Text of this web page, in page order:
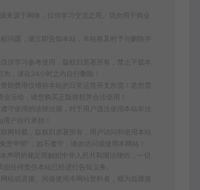
来源于网络，仅供学习交流之用。切勿用于商业
问题，请立即告知本站，本站将及时予与删除并
供学习参考使用，版权归原著所有，禁止下载本
为，请在24小时之内自行删除！
助费用仅维持本站的日常运营开支所需！若您需
业活动，请您购买正版授权并合法使用！
守使用的法律法规，对于用户违法使用本站非法
网转载，版权归原著所有，用户访问和使用本站
责申明”，如不遵守，请勿访问或使用本网站！
声明的规定而触犯中华人民共和国法律的，一切
担任何责任本站已经进行告知义务。
站或直接、间接使用本网站资料者，视为自愿接